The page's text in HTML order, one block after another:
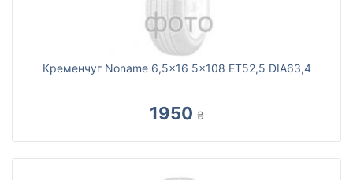
Кременчуг Noname 6,5x16 5x108 ET52,5 DIA63,4
1950 ₴